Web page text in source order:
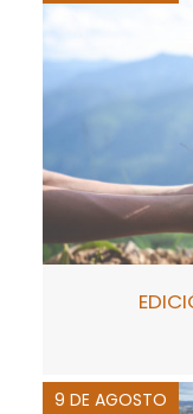
9 DE AGOSTO